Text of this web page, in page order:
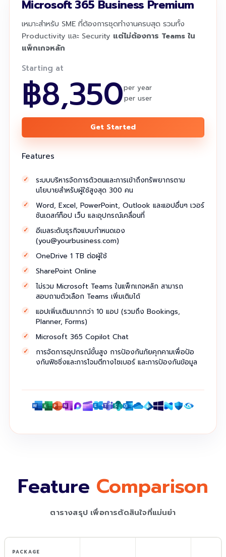
Microsoft 365 Business Premium
เหมาะสำหรับ SME ที่ต้องการชุดทำงานครบสุด รวมทั้ง
Productivity และ Security แต่ไม่ต้องการ Teams ใน
แพ็กเกจหลัก
Starting at
฿8,350per year
per user
Get Started
Features
ระบบบริหารจัดการตัวตนและการเข้าถึงทรัพยากรตาม
นโยบายสำหรับผู้ใช้สูงสุด 300 คน
Word, Excel, PowerPoint, Outlook และแอปอื่นๆ เวอร์
ชันเดสก์ท็อป เว็บ และอุปกรณ์เคลื่อนที่
อีเมลระดับธุรกิจแบบกำหนดเอง
(you@yourbusiness.com)
OneDrive 1 TB ต่อผู้ใช้
SharePoint Online
ไม่รวม Microsoft Teams ในแพ็กเกจหลัก สามารถ
สอบถามตัวเลือก Teams เพิ่มเติมได้
แอปเพิ่มเติมมากกว่า 10 แอป (รวมถึง Bookings,
Planner, Forms)
Microsoft 365 Copilot Chat
การจัดการอุปกรณ์ขั้นสูง การป้องกันภัยคุกคามเพื่อป้อ
งกันฟิชชิ่งและการโจมตีทางไซเบอร์ และการป้องกันข้อมูล
Feature Comparison
ตารางสรุป เพื่อการตัดสินใจที่แม่นยำ
PACKAGE